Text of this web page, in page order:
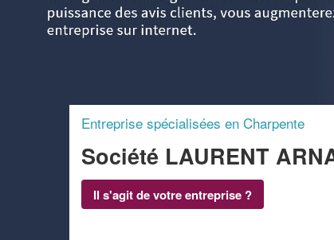
Entreprise spécialisées en Charpente
Société LAURENT
Il s'agit de votre entreprise ?